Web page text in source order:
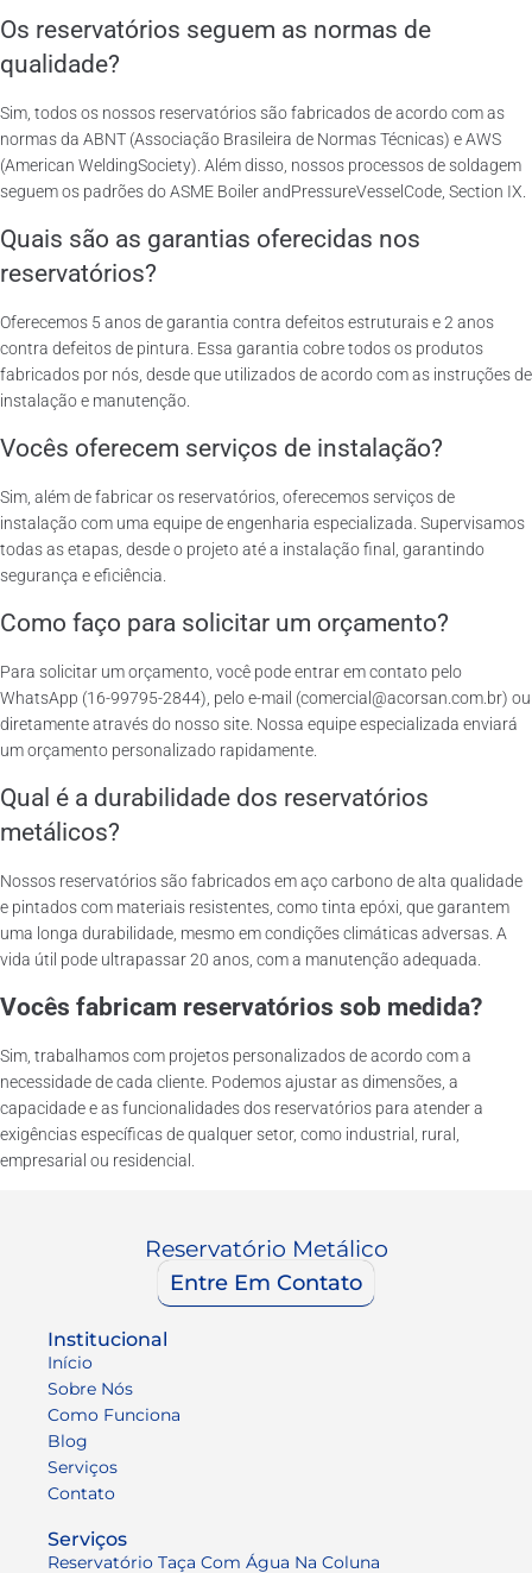
Os reservatórios seguem as normas de
qualidade?
Sim, todos os nossos reservatórios são fabricados de acordo com as
normas da ABNT (Associação Brasileira de Normas Técnicas) e AWS
(American WeldingSociety). Além disso, nossos processos de soldagem
seguem os padrões do ASME Boiler andPressureVesselCode, Section IX.
Quais são as garantias oferecidas nos
reservatórios?
Oferecemos 5 anos de garantia contra defeitos estruturais e 2 anos
contra defeitos de pintura. Essa garantia cobre todos os produtos
fabricados por nós, desde que utilizados de acordo com as instruções de
instalação e manutenção.
Vocês oferecem serviços de instalação?
Sim, além de fabricar os reservatórios, oferecemos serviços de
instalação com uma equipe de engenharia especializada. Supervisamos
todas as etapas, desde o projeto até a instalação final, garantindo
segurança e eficiência.
Como faço para solicitar um orçamento?
Para solicitar um orçamento, você pode entrar em contato pelo
WhatsApp (16-99795-2844), pelo e-mail (comercial@acorsan.com.br) ou
diretamente através do nosso site. Nossa equipe especializada enviará
um orçamento personalizado rapidamente.
Qual é a durabilidade dos reservatórios
metálicos?
Nossos reservatórios são fabricados em aço carbono de alta qualidade
e pintados com materiais resistentes, como tinta epóxi, que garantem
uma longa durabilidade, mesmo em condições climáticas adversas. A
vida útil pode ultrapassar 20 anos, com a manutenção adequada.
Vocês fabricam reservatórios sob medida?
Sim, trabalhamos com projetos personalizados de acordo com a
necessidade de cada cliente. Podemos ajustar as dimensões, a
capacidade e as funcionalidades dos reservatórios para atender a
exigências específicas de qualquer setor, como industrial, rural,
empresarial ou residencial.
Reservatório Metálico
Entre Em Contato
Institucional
Início
Sobre Nós
Como Funciona
Blog
Serviços
Contato
Serviços
Reservatório Taça Com Água Na Coluna